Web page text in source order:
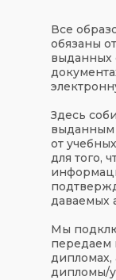
Все
обязаны
выданных
Здесь
выданным
от
для того,
даваемых
Мы
дипломах,
дипломы/